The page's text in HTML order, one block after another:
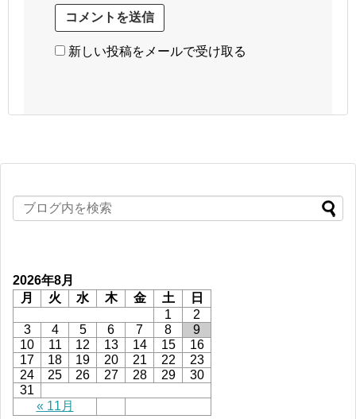
新しい投稿をメールで受け取る
2026年8月
月
火 水 木 金 土 日
« 11月
1
2
3
4 5 6 7 8
9
10
11 12 13 14 15
16
17
18 19 20 21 22
23
24
25 26 27 28 29
30
31